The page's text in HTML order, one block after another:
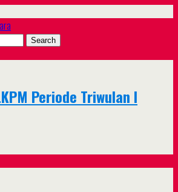
Periode Triwulan I